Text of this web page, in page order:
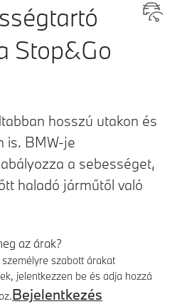
Stop&Go
hosszú utakon és
is. BMW-je
a sebességet,
haladó járműtől való
az árak?
szabott árakat
jelentkezzen be és adja hozzá
Bejelentkezés